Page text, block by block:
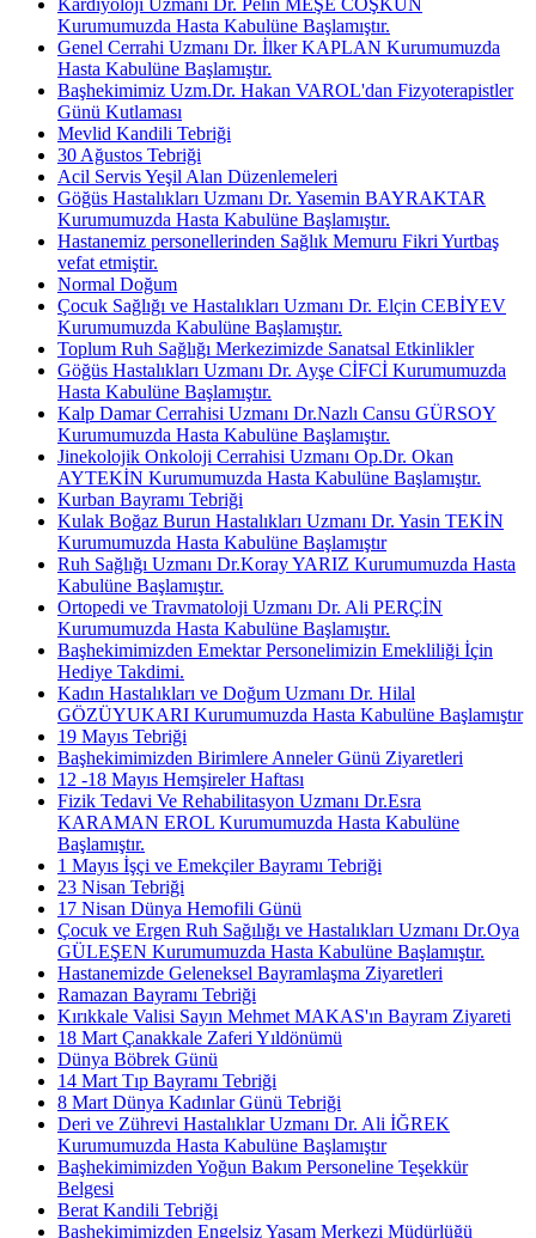
Kurumumuzda Hasta Kabulüne Başlamıştır.
Genel Cerrahi Uzmanı Dr. İlker KAPLAN Kurumumuzda
Hasta Kabulüne Başlamıştır.
Başhekimimiz Uzm.Dr. Hakan VAROL'dan Fizyoterapistler
Günü Kutlaması
Mevlid Kandili Tebriği
30 Ağustos Tebriği
Acil Servis Yeşil Alan Düzenlemeleri
Göğüs Hastalıkları Uzmanı Dr. Yasemin BAYRAKTAR
Kurumumuzda Hasta Kabulüne Başlamıştır.
Hastanemiz personellerinden Sağlık Memuru Fikri Yurtbaş
vefat etmiştir.
Normal Doğum
Çocuk Sağlığı ve Hastalıkları Uzmanı Dr. Elçin CEBİYEV
Kurumumuzda Kabulüne Başlamıştır.
Toplum Ruh Sağlığı Merkezimizde Sanatsal Etkinlikler
Göğüs Hastalıkları Uzmanı Dr. Ayşe CİFCİ Kurumumuzda
Hasta Kabulüne Başlamıştır.
Kalp Damar Cerrahisi Uzmanı Dr.Nazlı Cansu GÜRSOY
Kurumumuzda Hasta Kabulüne Başlamıştır.
Jinekolojik Onkoloji Cerrahisi Uzmanı Op.Dr. Okan
AYTEKİN Kurumumuzda Hasta Kabulüne Başlamıştır.
Kurban Bayramı Tebriği
Kulak Boğaz Burun Hastalıkları Uzmanı Dr. Yasin TEKİN
Kurumumuzda Hasta Kabulüne Başlamıştır
Ruh Sağlığı Uzmanı Dr.Koray YARIZ Kurumumuzda Hasta
Kabulüne Başlamıştır.
Ortopedi ve Travmatoloji Uzmanı Dr. Ali PERÇİN
Kurumumuzda Hasta Kabulüne Başlamıştır.
Başhekimimizden Emektar Personelimizin Emekliliği İçin
Hediye Takdimi.
Kadın Hastalıkları ve Doğum Uzmanı Dr. Hilal
GÖZÜYUKARI Kurumumuzda Hasta Kabulüne Başlamıştır
19 Mayıs Tebriği
Başhekimimizden Birimlere Anneler Günü Ziyaretleri
12 -18 Mayıs Hemşireler Haftası
Fizik Tedavi Ve Rehabilitasyon Uzmanı Dr.Esra
KARAMAN EROL Kurumumuzda Hasta Kabulüne
Başlamıştır.
1 Mayıs İşçi ve Emekçiler Bayramı Tebriği
23 Nisan Tebriği
17 Nisan Dünya Hemofili Günü
Çocuk ve Ergen Ruh Sağılığı ve Hastalıkları Uzmanı Dr.Oya
GÜLEŞEN Kurumumuzda Hasta Kabulüne Başlamıştır.
Hastanemizde Geleneksel Bayramlaşma Ziyaretleri
Ramazan Bayramı Tebriği
Kırıkkale Valisi Sayın Mehmet MAKAS'ın Bayram Ziyareti
18 Mart Çanakkale Zaferi Yıldönümü
Dünya Böbrek Günü
14 Mart Tıp Bayramı Tebriği
8 Mart Dünya Kadınlar Günü Tebriği
Deri ve Zührevi Hastalıklar Uzmanı Dr. Ali İĞREK
Kurumumuzda Hasta Kabulüne Başlamıştır
Başhekimimizden Yoğun Bakım Personeline Teşekkür
Belgesi
Berat Kandili Tebriği
Başhekimimizden Engelsiz Yaşam Merkezi Müdürlüğü